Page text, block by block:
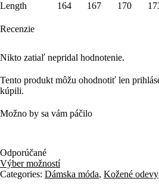
Length 164 167 170
Recenzie
Nikto zatiaľ nepridal hodnotenie.
Tento produkt môžu ohodnotiť len
kúpili.
Možno by sa vám páčilo
Odporúčané
Výber možností
Categories: Dámska móda, Kožené odevy